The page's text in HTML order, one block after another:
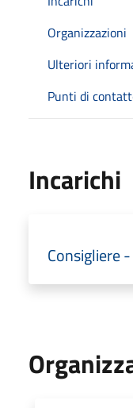
Organizzazioni
Ulteriori
Punti di
Incarichi
Consigliere